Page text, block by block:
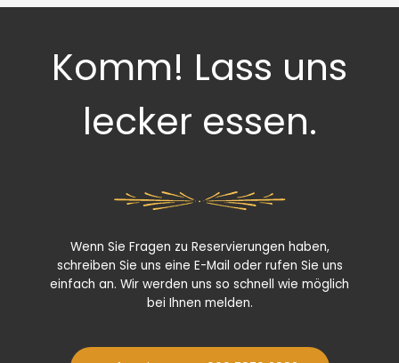
Komm! Lass uns
lecker essen.
Wenn Sie Fragen zu Reservierungen haben,
schreiben Sie uns eine E-Mail oder rufen Sie uns
einfach an. Wir werden uns so schnell wie möglich
bei Ihnen melden.